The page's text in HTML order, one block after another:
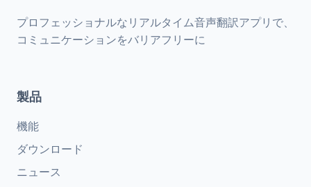
プロフェッショナルなリアルタイム音声翻訳アプリで、
コミュニケーションをバリアフリーに
製品
機能
ダウンロード
ニュース